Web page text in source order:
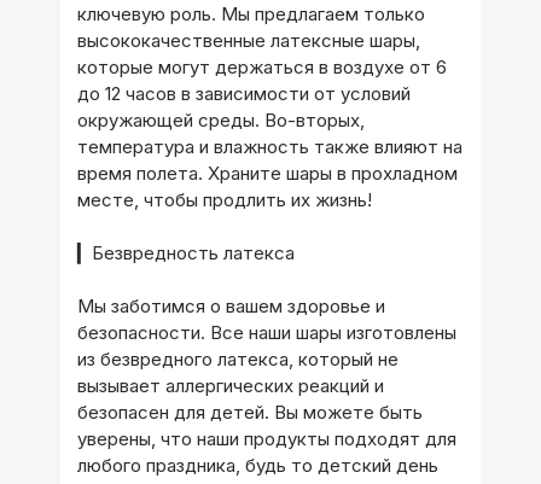
ключевую роль. Мы предлагаем только
высококачественные латексные шары,
которые могут держаться в воздухе от 6
до 12 часов в зависимости от условий
окружающей среды. Во-вторых,
температура и влажность также влияют на
время полета. Храните шары в прохладном
месте, чтобы продлить их жизнь!
▎Безвредность латекса
Мы заботимся о вашем здоровье и
безопасности. Все наши шары изготовлены
из безвредного латекса, который не
вызывает аллергических реакций и
безопасен для детей. Вы можете быть
уверены, что наши продукты подходят для
любого праздника, будь то детский день